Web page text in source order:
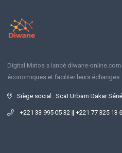
Digital Matos a lancé diwane-
économiques et faciliter leurs échanges.
Siège social : Scat Urbam Dakar
+221 33 995 05 32 || +221 77 325 13